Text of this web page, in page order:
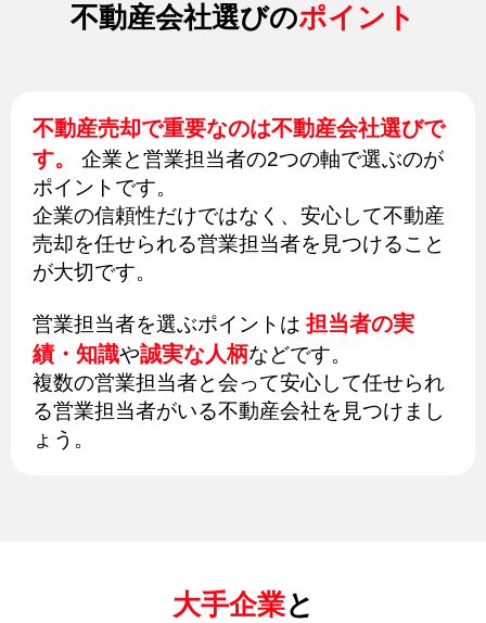
不動産会社選びのポイント
不動産売却で重要なのは不動産会社選びで
す。
企業と営業担当者の2つの軸で選ぶのが
ポイントです。
企業の信頼性だけではなく、安心して不動産
売却を任せられる営業担当者を見つけること
が大切です。
営業担当者を選ぶポイントは 担当者の実
績・知識や誠実な人柄などです。
複数の営業担当者と会って安心して任せられ
る営業担当者がいる不動産会社を見つけまし
ょう。
大手企業と